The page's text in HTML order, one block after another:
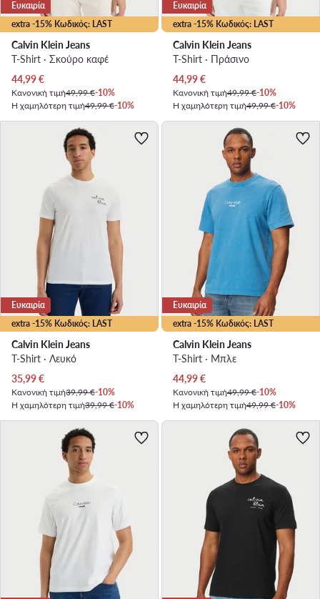
extra -15% Κωδικός: LAST
Ευκαιρία
Calvin Klein Jeans
T-Shirt · Σκούρο καφέ
Τρέχουσα τιμή
44,99€
Κανονική τιμή49,99 €-10%
Η χαμηλότερη τιμή49,99 €-10%
extra -15% Κωδικός: LAST
Ευκαιρία
Calvin Klein Jeans
T-Shirt · Πράσινο
Τρέχουσα τιμή
44,99€
Κανονική τιμή49,99 €-10%
Η χαμηλότερη τιμή49,99 €-10%
extra -15% Κωδικός: LAST
Ευκαιρία
Calvin Klein Jeans
T-Shirt · Λευκό
Τρέχουσα τιμή
35,99€
Κανονική τιμή39,99 €-10%
Η χαμηλότερη τιμή39,99 €-10%
extra -15% Κωδικός: LAST
Ευκαιρία
Calvin Klein Jeans
T-Shirt · Μπλε
Τρέχουσα τιμή
44,99€
Κανονική τιμή49,99 €-10%
Η χαμηλότερη τιμή49,99 €-10%